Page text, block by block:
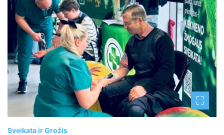
e
d
r
e
a
d
t
i
m
e
Sveikata ir Grožis